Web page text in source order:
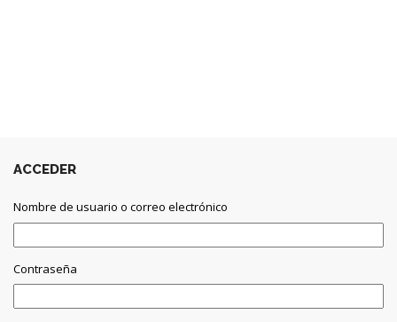
ACCEDER
Nombre de usuario o correo electrónico
Contraseña